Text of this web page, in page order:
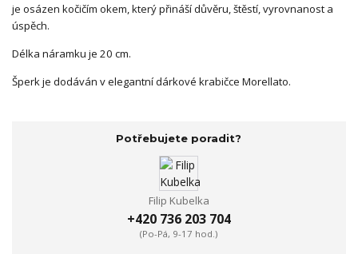
je osázen kočičím okem, který přináší důvěru, štěstí, vyrovnanost a
úspěch.
Délka náramku je 20 cm.
Šperk je dodáván v elegantní dárkové krabičce Morellato.
Potřebujete poradit?
Filip Kubelka
+420 736 203 704
(Po-Pá, 9-17 hod.)